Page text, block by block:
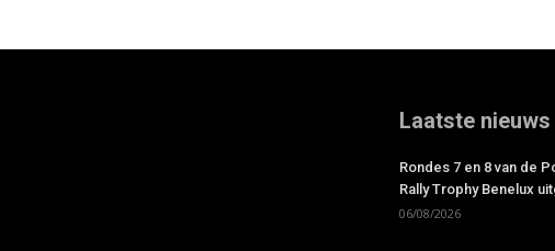
Laatste nieuws
Rondes 7 en 8 van de
Rally Trophy Benelux
06/08/2026